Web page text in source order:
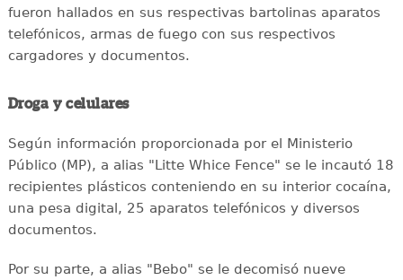
fueron hallados en sus respectivas bartolinas aparatos
telefónicos, armas de fuego con sus respectivos
cargadores y documentos.
Droga y celulares
Según información proporcionada por el Ministerio
Público (MP), a alias "Litte Whice Fence" se le incautó 18
recipientes plásticos conteniendo en su interior cocaína,
una pesa digital, 25 aparatos telefónicos y diversos
documentos.
Por su parte, a alias "Bebo" se le decomisó nueve